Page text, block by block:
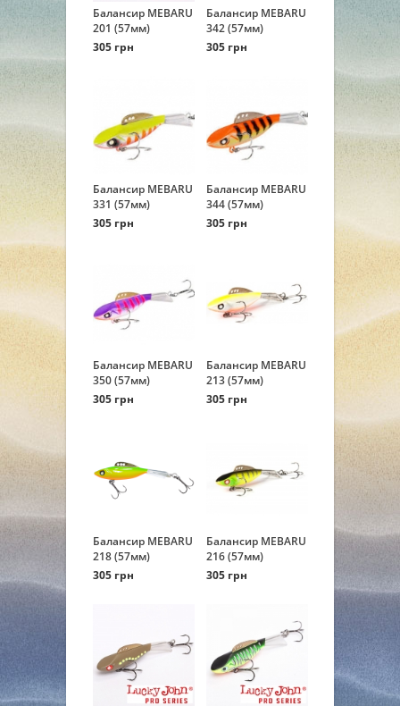
Балансир MEBARU
201 (57мм)
305 грн
Балансир MEBARU
342 (57мм)
305 грн
Балансир MEBARU
331 (57мм)
305 грн
Балансир MEBARU
344 (57мм)
305 грн
Балансир MEBARU
350 (57мм)
305 грн
Балансир MEBARU
213 (57мм)
305 грн
Балансир MEBARU
218 (57мм)
305 грн
Балансир MEBARU
216 (57мм)
305 грн